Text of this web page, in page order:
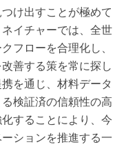
け出すことが極めて
イチャーでは、全世
フローを合理化し、
善する策を常に探し
を通じ、材料データ
検証済の信頼性の高
することにより、今
ションを推進する一